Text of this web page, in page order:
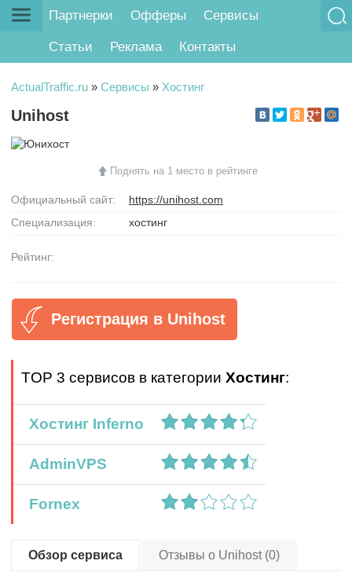
Партнерки Офферы Сервисы
Статьи Реклама Контакты
ActualTraffic.ru » Сервисы » Хостинг
Unihost
Поднять на 1 место в рейтинге
Официальный сайт:
https://unihost.com
Специализация:
хостинг
Рейтинг:
Регистрация в Unihost
TOP 3 сервисов в категории Хостинг:
Хостинг Inferno
AdminVPS
Fornex
Обзор сервиса Отзывы о Unihost (0)